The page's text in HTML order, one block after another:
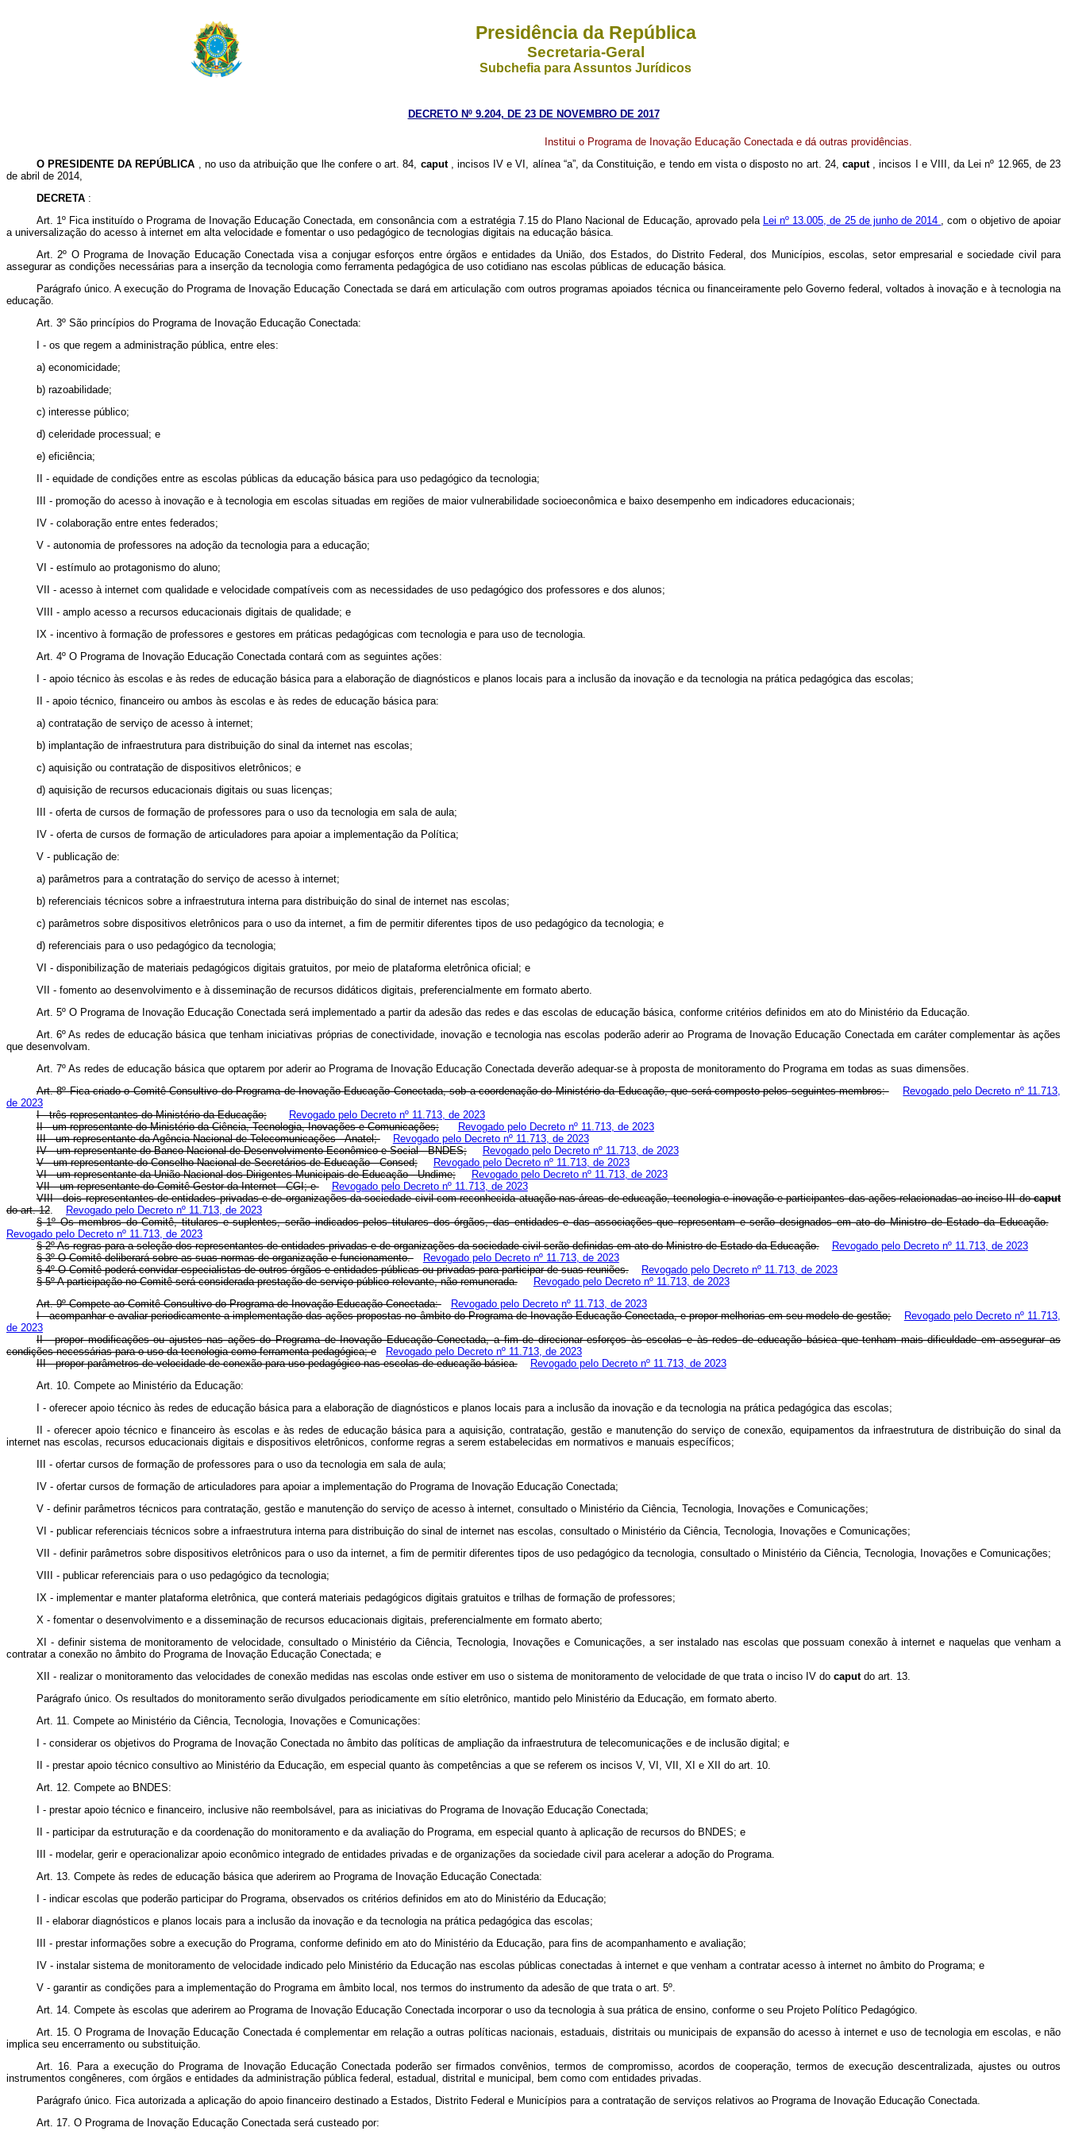
Presidência da República
Secretaria-Geral
Subchefia para Assuntos Jurídicos
DECRETO Nº 9.204, DE 23 DE NOVEMBRO DE 2017
Institui o Programa de Inovação Educação Conectada e dá outras providências.
O PRESIDENTE DA REPÚBLICA , no uso da atribuição que lhe confere o art. 84, caput , incisos IV e VI, alínea “a”, da Constituição, e tendo em vista o disposto no art. 24,caput , incisos I e VIII, da Lei nº 12.965, de 23
de abril de 2014,
DECRETA :
Art. 1º Fica instituído o Programa de Inovação Educação Conectada, em consonância com a estratégia 7.15 do Plano Nacional de Educação, aprovado pela Lei nº 13.005, de 25 de junho de 2014 , com o objetivo de apoiar
a universalização do acesso à internet em alta velocidade e fomentar o uso pedagógico de tecnologias digitais na educação básica.
Art. 2º O Programa de Inovação Educação Conectada visa a conjugar esforços entre órgãos e entidades da União, dos Estados, do Distrito Federal, dos Municípios, escolas, setor empresarial e sociedade civil para
assegurar as condições necessárias para a inserção da tecnologia como ferramenta pedagógica de uso cotidiano nas escolas públicas de educação básica.
Parágrafo único. A execução do Programa de Inovação Educação Conectada se dará em articulação com outros programas apoiados técnica ou financeiramente pelo Governo federal, voltados à inovação e à tecnologia na
educação.
Art. 3º São princípios do Programa de Inovação Educação Conectada:
I - os que regem a administração pública, entre eles:
a) economicidade;
b) razoabilidade;
c) interesse público;
d) celeridade processual; e
e) eficiência;
II - equidade de condições entre as escolas públicas da educação básica para uso pedagógico da tecnologia;
III - promoção do acesso à inovação e à tecnologia em escolas situadas em regiões de maior vulnerabilidade socioeconômica e baixo desempenho em indicadores educacionais;
IV - colaboração entre entes federados;
V - autonomia de professores na adoção da tecnologia para a educação;
VI - estímulo ao protagonismo do aluno;
VII - acesso à internet com qualidade e velocidade compatíveis com as necessidades de uso pedagógico dos professores e dos alunos;
VIII - amplo acesso a recursos educacionais digitais de qualidade; e
IX - incentivo à formação de professores e gestores em práticas pedagógicas com tecnologia e para uso de tecnologia.
Art. 4º O Programa de Inovação Educação Conectada contará com as seguintes ações:
I - apoio técnico às escolas e às redes de educação básica para a elaboração de diagnósticos e planos locais para a inclusão da inovação e da tecnologia na prática pedagógica das escolas;
II - apoio técnico, financeiro ou ambos às escolas e às redes de educação básica para:
a) contratação de serviço de acesso à internet;
b) implantação de infraestrutura para distribuição do sinal da internet nas escolas;
c) aquisição ou contratação de dispositivos eletrônicos; e
d) aquisição de recursos educacionais digitais ou suas licenças;
III - oferta de cursos de formação de professores para o uso da tecnologia em sala de aula;
IV - oferta de cursos de formação de articuladores para apoiar a implementação da Política;
V - publicação de:
a) parâmetros para a contratação do serviço de acesso à internet;
b) referenciais técnicos sobre a infraestrutura interna para distribuição do sinal de internet nas escolas;
c) parâmetros sobre dispositivos eletrônicos para o uso da internet, a fim de permitir diferentes tipos de uso pedagógico da tecnologia; e
d) referenciais para o uso pedagógico da tecnologia;
VI - disponibilização de materiais pedagógicos digitais gratuitos, por meio de plataforma eletrônica oficial; e
VII - fomento ao desenvolvimento e à disseminação de recursos didáticos digitais, preferencialmente em formato aberto.
Art. 5º O Programa de Inovação Educação Conectada será implementado a partir da adesão das redes e das escolas de educação básica, conforme critérios definidos em ato do Ministério da Educação.
Art. 6º As redes de educação básica que tenham iniciativas próprias de conectividade, inovação e tecnologia nas escolas poderão aderir ao Programa de Inovação Educação Conectada em caráter complementar às ações
que desenvolvam.
Art. 7º As redes de educação básica que optarem por aderir ao Programa de Inovação Educação Conectada deverão adequar-se à proposta de monitoramento do Programa em todas as suas dimensões.
Art. 8º Fica criado o Comitê Consultivo do Programa de Inovação Educação Conectada, sob a coordenação do Ministério da Educação, que será composto pelos seguintes membros:
Revogado pelo Decreto nº 11.713,
de 2023
I - três representantes do Ministério da Educação;
Revogado pelo Decreto nº 11.713, de 2023
II - um representante do Ministério da Ciência, Tecnologia, Inovações e Comunicações;
Revogado pelo Decreto nº 11.713, de 2023
III - um representante da Agência Nacional de Telecomunicações - Anatel;
Revogado pelo Decreto nº 11.713, de 2023
IV - um representante do Banco Nacional de Desenvolvimento Econômico e Social - BNDES;
Revogado pelo Decreto nº 11.713, de 2023
V - um representante do Conselho Nacional de Secretários de Educação - Consed;
Revogado pelo Decreto nº 11.713, de 2023
VI - um representante da União Nacional dos Dirigentes Municipais de Educação - Undime;
Revogado pelo Decreto nº 11.713, de 2023
VII - um representante do Comitê Gestor da Internet - CGI; e
Revogado pelo Decreto nº 11.713, de 2023
VIII - dois representantes de entidades privadas e de organizações da sociedade civil com reconhecida atuação nas áreas de educação, tecnologia e inovação e participantes das ações relacionadas ao inciso III docaput
do art. 12.
Revogado pelo Decreto nº 11.713, de 2023
§ 1º Os membros do Comitê, titulares e suplentes, serão indicados pelos titulares dos órgãos, das entidades e das associações que representam e serão designados em ato do Ministro de Estado da Educação.
Revogado pelo Decreto nº 11.713, de 2023
§ 2º As regras para a seleção dos representantes de entidades privadas e de organizações da sociedade civil serão definidas em ato do Ministro de Estado da Educação.
Revogado pelo Decreto nº 11.713, de 2023
§ 3º O Comitê deliberará sobre as suas normas de organização e funcionamento.
Revogado pelo Decreto nº 11.713, de 2023
§ 4º O Comitê poderá convidar especialistas de outros órgãos e entidades públicas ou privadas para participar de suas reuniões.
Revogado pelo Decreto nº 11.713, de 2023
§ 5º A participação no Comitê será considerada prestação de serviço público relevante, não remunerada.
Revogado pelo Decreto nº 11.713, de 2023
Art. 9º Compete ao Comitê Consultivo do Programa de Inovação Educação Conectada:
Revogado pelo Decreto nº 11.713, de 2023
I - acompanhar e avaliar periodicamente a implementação das ações propostas no âmbito do Programa de Inovação Educação Conectada, e propor melhorias em seu modelo de gestão;
Revogado pelo Decreto nº 11.713,
de 2023
II - propor modificações ou ajustes nas ações do Programa de Inovação Educação Conectada, a fim de direcionar esforços às escolas e às redes de educação básica que tenham mais dificuldade em assegurar as
condições necessárias para o uso da tecnologia como ferramenta pedagógica; e
Revogado pelo Decreto nº 11.713, de 2023
III - propor parâmetros de velocidade de conexão para uso pedagógico nas escolas de educação básica.
Revogado pelo Decreto nº 11.713, de 2023
Art. 10. Compete ao Ministério da Educação:
I - oferecer apoio técnico às redes de educação básica para a elaboração de diagnósticos e planos locais para a inclusão da inovação e da tecnologia na prática pedagógica das escolas;
II - oferecer apoio técnico e financeiro às escolas e às redes de educação básica para a aquisição, contratação, gestão e manutenção do serviço de conexão, equipamentos da infraestrutura de distribuição do sinal da
internet nas escolas, recursos educacionais digitais e dispositivos eletrônicos, conforme regras a serem estabelecidas em normativos e manuais específicos;
III - ofertar cursos de formação de professores para o uso da tecnologia em sala de aula;
IV - ofertar cursos de formação de articuladores para apoiar a implementação do Programa de Inovação Educação Conectada;
V - definir parâmetros técnicos para contratação, gestão e manutenção do serviço de acesso à internet, consultado o Ministério da Ciência, Tecnologia, Inovações e Comunicações;
VI - publicar referenciais técnicos sobre a infraestrutura interna para distribuição do sinal de internet nas escolas, consultado o Ministério da Ciência, Tecnologia, Inovações e Comunicações;
VII - definir parâmetros sobre dispositivos eletrônicos para o uso da internet, a fim de permitir diferentes tipos de uso pedagógico da tecnologia, consultado o Ministério da Ciência, Tecnologia, Inovações e Comunicações;
VIII - publicar referenciais para o uso pedagógico da tecnologia;
IX - implementar e manter plataforma eletrônica, que conterá materiais pedagógicos digitais gratuitos e trilhas de formação de professores;
X - fomentar o desenvolvimento e a disseminação de recursos educacionais digitais, preferencialmente em formato aberto;
XI - definir sistema de monitoramento de velocidade, consultado o Ministério da Ciência, Tecnologia, Inovações e Comunicações, a ser instalado nas escolas que possuam conexão à internet e naquelas que venham a
contratar a conexão no âmbito do Programa de Inovação Educação Conectada; e
XII - realizar o monitoramento das velocidades de conexão medidas nas escolas onde estiver em uso o sistema de monitoramento de velocidade de que trata o inciso IV do caput do art. 13.
Parágrafo único. Os resultados do monitoramento serão divulgados periodicamente em sítio eletrônico, mantido pelo Ministério da Educação, em formato aberto.
Art. 11. Compete ao Ministério da Ciência, Tecnologia, Inovações e Comunicações:
I - considerar os objetivos do Programa de Inovação Conectada no âmbito das políticas de ampliação da infraestrutura de telecomunicações e de inclusão digital; e
II - prestar apoio técnico consultivo ao Ministério da Educação, em especial quanto às competências a que se referem os incisos V, VI, VII, XI e XII do art. 10.
Art. 12. Compete ao BNDES:
I - prestar apoio técnico e financeiro, inclusive não reembolsável, para as iniciativas do Programa de Inovação Educação Conectada;
II - participar da estruturação e da coordenação do monitoramento e da avaliação do Programa, em especial quanto à aplicação de recursos do BNDES; e
III - modelar, gerir e operacionalizar apoio econômico integrado de entidades privadas e de organizações da sociedade civil para acelerar a adoção do Programa.
Art. 13. Compete às redes de educação básica que aderirem ao Programa de Inovação Educação Conectada:
I - indicar escolas que poderão participar do Programa, observados os critérios definidos em ato do Ministério da Educação;
II - elaborar diagnósticos e planos locais para a inclusão da inovação e da tecnologia na prática pedagógica das escolas;
III - prestar informações sobre a execução do Programa, conforme definido em ato do Ministério da Educação, para fins de acompanhamento e avaliação;
IV - instalar sistema de monitoramento de velocidade indicado pelo Ministério da Educação nas escolas públicas conectadas à internet e que venham a contratar acesso à internet no âmbito do Programa; e
V - garantir as condições para a implementação do Programa em âmbito local, nos termos do instrumento da adesão de que trata o art. 5º.
Art. 14. Compete às escolas que aderirem ao Programa de Inovação Educação Conectada incorporar o uso da tecnologia à sua prática de ensino, conforme o seu Projeto Político Pedagógico.
Art. 15. O Programa de Inovação Educação Conectada é complementar em relação a outras políticas nacionais, estaduais, distritais ou municipais de expansão do acesso à internet e uso de tecnologia em escolas, e não
implica seu encerramento ou substituição.
Art. 16. Para a execução do Programa de Inovação Educação Conectada poderão ser firmados convênios, termos de compromisso, acordos de cooperação, termos de execução descentralizada, ajustes ou outros
instrumentos congêneres, com órgãos e entidades da administração pública federal, estadual, distrital e municipal, bem como com entidades privadas.
Parágrafo único. Fica autorizada a aplicação do apoio financeiro destinado a Estados, Distrito Federal e Municípios para a contratação de serviços relativos ao Programa de Inovação Educação Conectada.
Art. 17. O Programa de Inovação Educação Conectada será custeado por: